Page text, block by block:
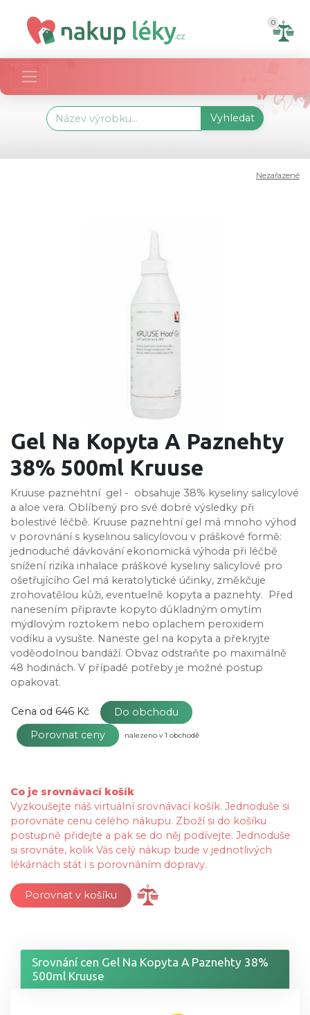
0
Vyhledat
Nezařazené
Gel Na Kopyta A Paznehty
38% 500ml Kruuse
Kruuse paznehtní gel - obsahuje 38% kyseliny salicylové
a aloe vera. Oblíbený pro své dobré výsledky při
bolestivé léčbě. Kruuse paznehtní gel má mnoho výhod
v porovnání s kyselinou salicylovou v práškové formě:
jednoduché dávkování ekonomická výhoda při léčbě
snížení rizika inhalace práškové kyseliny salicylové pro
ošetřujícího Gel má keratolytické účinky, změkčuje
zrohovatělou kůži, eventuelně kopyta a paznehty. Před
nanesením připravte kopyto důkladným omytím
mýdlovým roztokem nebo oplachem peroxidem
vodíku a vysušte. Naneste gel na kopyta a překryjte
voděodolnou bandáží. Obvaz odstraňte po maximálně
48 hodinách. V případě potřeby je možné postup
opakovat.
Cena od 646 Kč
Do obchodu
Porovnat ceny
nalezeno v 1 obchodě
Co je srovnávací košík
Vyzkoušejte náš virtuální srovnávací košík. Jednoduše si
porovnáte cenu celého nákupu. Zboží si do košíku
postupně přidejte a pak se do něj podívejte. Jednoduše
si srovnáte, kolik Vás celý nákup bude v jednotlivých
lékárnách stát i s porovnáním dopravy.
Porovnat v košíku
Srovnání cen Gel Na Kopyta A Paznehty 38%
500ml Kruuse